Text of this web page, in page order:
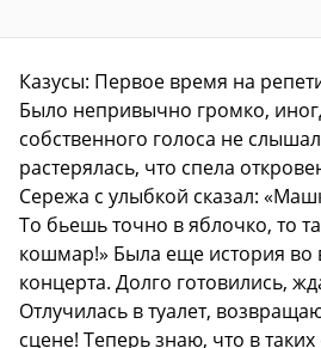
Казусы: Первое время на
Было непривычно громко,
собственного голоса не
растерялась, что спела
Сережа с улыбкой сказал:
То бьешь точно в яблочко, то
кошмар!» Была еще история во
концерта. Долго готовились,
Отлучилась в туалет,
сцене! Теперь знаю, что в